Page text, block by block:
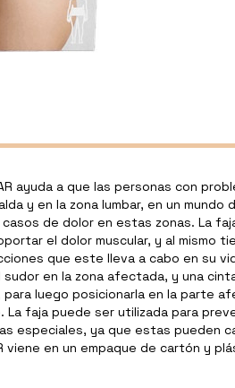
ayuda a que las personas
y en la zona lumbar, en un
de dolor en estas zonas. La
el dolor muscular, y al mismo
que este lleva a cabo en su
en la zona afectada, y una
luego posicionarla en la parte
faja puede ser utilizada para
especiales, ya que estas pueden
viene en un empaque de cartón y